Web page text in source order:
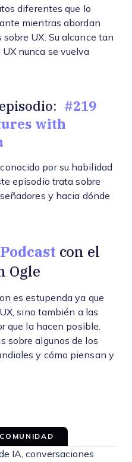
diferentes que lo
mientras abordan
UX. Su alcance tan
nunca se vuelva
#219
with
por su habilidad
episodio trata sobre
y hacia dónde
con el
Ogle
es estupenda ya que
sino también a las
que la hacen posible.
sobre algunos de los
y cómo piensan y
IA, conversaciones